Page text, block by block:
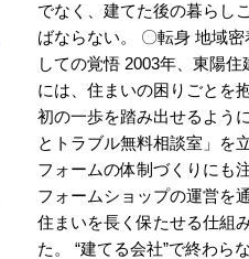
でなく、建てた後の暮らし
ばならない。 〇転身 地域密
しての覚悟 2003年、東陽住
には、住まいの困りごとを
初の一歩を踏み出せるよう
とトラブル無料相談室」を
フォームの体制づくりにも
フォームショップの運営を
住まいを長く保たせる仕組
た。 “建てる会社”で終わら